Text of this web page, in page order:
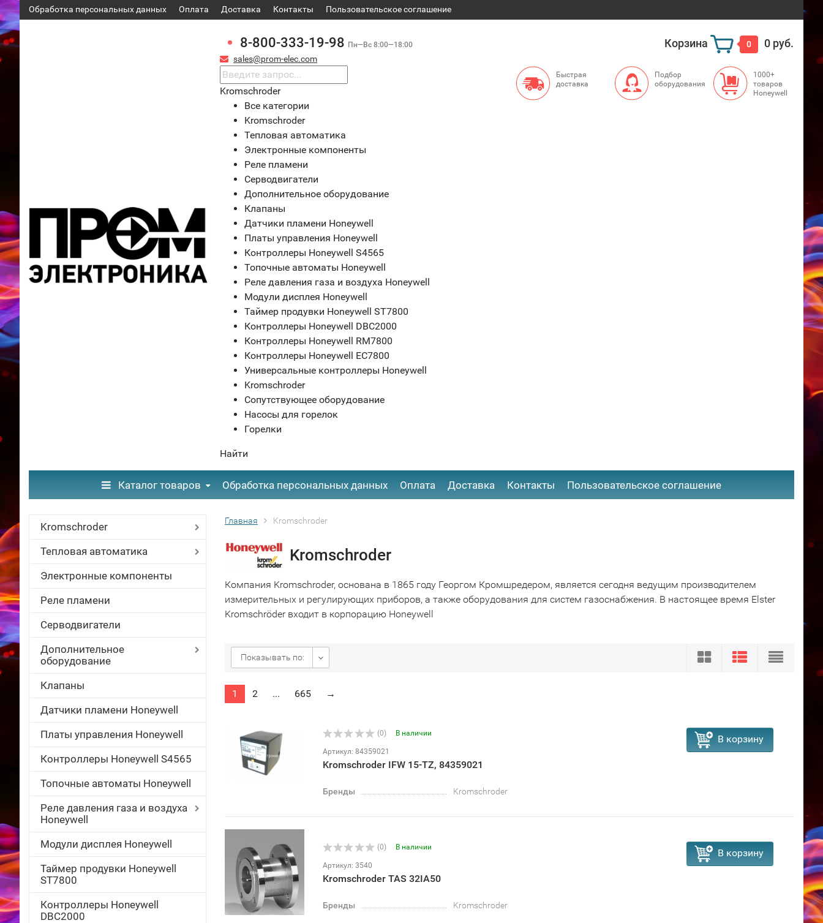
Обработка персональных данных Оплата Доставка Контакты ​Пользовательское соглашение
8-800-333-19-98 Пн—Вс 8:00—18:00
sales@prom-elec.com
Корзина 0 0 руб.
Kromschroder
Все категории
Kromschroder
Тепловая автоматика
Электронные компоненты
Реле пламени
Серводвигатели
Дополнительное оборудование
Клапаны
Датчики пламени Honeywell
Платы управления Honeywell
Контроллеры Honeywell S4565
Топочные автоматы Honeywell
Реле давления газа и воздуха Honeywell
Модули дисплея Honeywell
Таймер продувки Honeywell ST7800
Контроллеры Honeywell DBC2000
Контроллеры Honeywell RM7800
Контроллеры Honeywell EC7800
Универсальные контроллеры Honeywell
Kromschroder
Сопутствующее оборудование
Насосы для горелок
Горелки
Найти
Быстрая
доставка
Подбор
оборудования
1000+
товаров
Honeywell
Каталог товаров Обработка персональных данных Оплата Доставка Контакты ​Пользовательское соглашение
Kromschroder
Тепловая автоматика
Электронные компоненты
Реле пламени
Серводвигатели
Дополнительное
оборудование
Клапаны
Датчики пламени Honeywell
Платы управления Honeywell
Контроллеры Honeywell S4565
Топочные автоматы Honeywell
Реле давления газа и воздуха
Honeywell
Модули дисплея Honeywell
Таймер продувки Honeywell
ST7800
Контроллеры Honeywell
DBC2000
Главная Kromschroder
Kromschroder
Компания Kromschroder, основана в 1865 году Георгом Кромшредером, является сегодня ведущим производителем
измерительных и регулирующих приборов, а также оборудования для систем газоснабжения. В настоящее время Elster
Kromschröder входит в корпорацию Honeywell
Показывать по:
1 2 ... 665 →
(0) В наличии
Артикул: 84359021
Kromschroder IFW 15-TZ, 84359021
Бренды Kromschroder
В корзину
(0) В наличии
Артикул: 3540
Kromschroder TAS 32IA50
Бренды Kromschroder
В корзину